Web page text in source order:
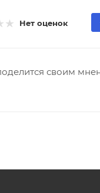
Нет оценок
своим